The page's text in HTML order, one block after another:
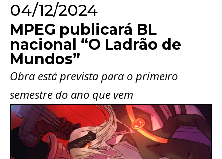
04/12/2024
MPEG publicará BL
nacional “O Ladrão de
Mundos”
Obra está prevista para o primeiro
semestre do ano que vem